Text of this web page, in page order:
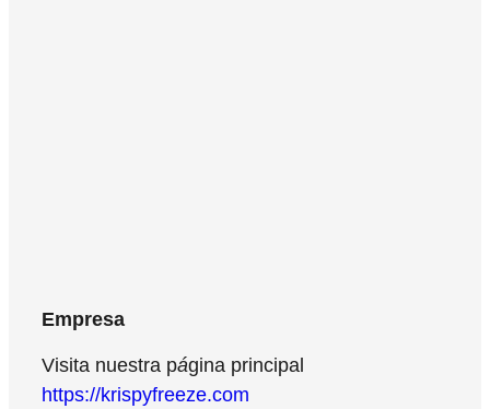
Empresa
Visita nuestra página principal
https://krispyfreeze.com